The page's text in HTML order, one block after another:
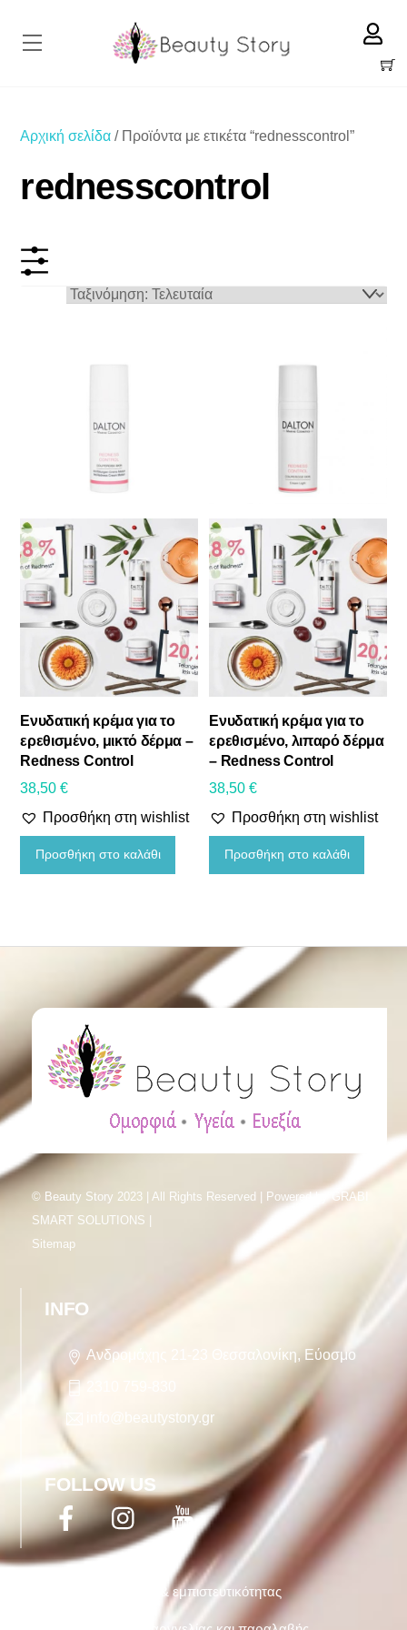
Menu
Cart
Αρχική σελίδα / Προϊόντα με ετικέτα “rednesscontrol”
rednesscontrol
38 39
On sale
Κατηγορίες προϊόντων
Πρόσωπο
Σώμα
Δωροκάρτες
Συμπληρώματα διατροφής
BRANDS
Αντηλιακή προστασία
Αποσμητικός κρύσταλλος σώματος
Δώρα ομορφιάς
Ανθοϊάματα
Ενυδατική κρέμα για το
ερεθισμένο, μικτό δέρμα –
Redness Control
38,50€
Προσθήκη στη wishlist
Προσθήκη στο καλάθι
Ενυδατική κρέμα για το
ερεθισμένο, λιπαρό δέρμα
– Redness Control
38,50€
Προσθήκη στη wishlist
Προσθήκη στο καλάθι
© Beauty Story 2023 | All Rights Reserved | Powered byGRABI
SMART SOLUTIONS |
Sitemap
INFO
Ανδρομάχης 21-23 Θεσσαλονίκη, Εύοσμο
info@beautystory.gr
FOLLOW US
FacebookTwitter YouTube
Όροι χρήσης & εμπιστευτικότητας